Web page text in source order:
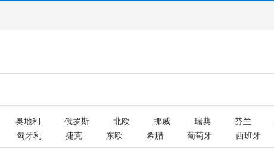
奥地利 俄罗斯 北欧 挪威 瑞典 芬兰
匈牙利 捷克 东欧 希腊 葡萄牙 西班牙